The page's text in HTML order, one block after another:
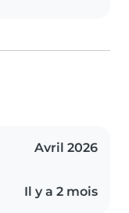
Avril 2026
Il y a 2 mois